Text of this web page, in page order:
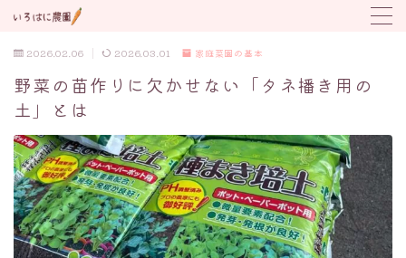
トラブル対応
植付け時期カレンダー
2026.02.06 2026.03.01 家庭菜園の基本
野菜の苗作りに欠かせない「タネ播き用の
土」とは